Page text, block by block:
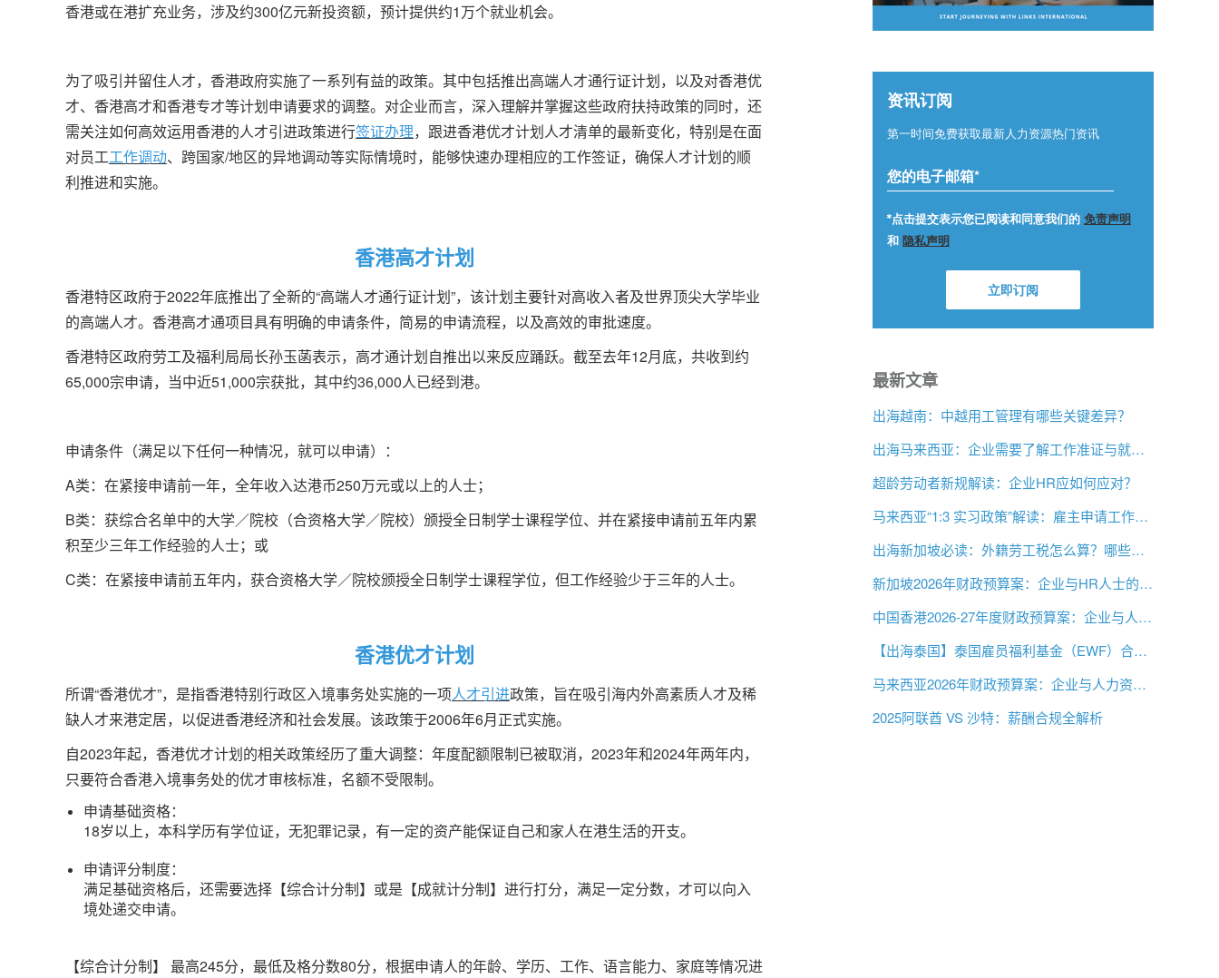
香港或在港扩充业务，涉及约300亿元新投资额，预计提供约1万个就业机会。
为了吸引并留住人才，香港政府实施了一系列有益的政策。其中包括推出高端人才通行证计划，以及对香港优
才、香港高才和香港专才等计划申请要求的调整。对企业而言，深入理解并掌握这些政府扶持政策的同时，还
需关注如何高效运用香港的人才引进政策进行签证办理，跟进香港优才计划人才清单的最新变化，特别是在面
对员工工作调动、跨国家/地区的异地调动等实际情境时，能够快速办理相应的工作签证，确保人才计划的顺
利推进和实施。
香港高才计划
香港特区政府于2022年底推出了全新的“高端人才通行证计划”，该计划主要针对高收入者及世界顶尖大学毕业
的高端人才。香港高才通项目具有明确的申请条件，简易的申请流程，以及高效的审批速度。
香港特区政府劳工及福利局局长孙玉菡表示，高才通计划自推出以来反应踊跃。截至去年12月底，共收到约
65,000宗申请，当中近51,000宗获批，其中约36,000人已经到港。
申请条件（满足以下任何一种情况，就可以申请）：
A类：在紧接申请前一年，全年收入达港币250万元或以上的人士；
B类：获综合名单中的大学／院校（合资格大学／院校）颁授全日制学士课程学位、并在紧接申请前五年内累
积至少三年工作经验的人士；或
C类：在紧接申请前五年内，获合资格大学／院校颁授全日制学士课程学位，但工作经验少于三年的人士。
香港优才计划
所谓“香港优才”，是指香港特别行政区入境事务处实施的一项人才引进政策，旨在吸引海内外高素质人才及稀
缺人才来港定居，以促进香港经济和社会发展。该政策于2006年6月正式实施。
自2023年起，香港优才计划的相关政策经历了重大调整：年度配额限制已被取消，2023年和2024年两年内，
只要符合香港入境事务处的优才审核标准，名额不受限制。
申请基础资格：
18岁以上，本科学历有学位证，无犯罪记录，有一定的资产能保证自己和家人在港生活的开支。
申请评分制度：
满足基础资格后，还需要选择【综合计分制】或是【成就计分制】进行打分，满足一定分数，才可以向入
境处递交申请。
【综合计分制】 最高245分，最低及格分数80分，根据申请人的年龄、学历、工作、语言能力、家庭等情况进
最新文章
出海越南：中越用工管理有哪些关键差异？
出海马来西亚：企业需要了解工作准证与就业事项
超龄劳动者新规解读：企业HR应如何应对？
马来西亚“1:3 实习政策”解读：雇主申请工作签证前需要了解什么？
出海新加坡必读：外籍劳工税怎么算？哪些情况可以豁免？
新加坡2026年财政预算案：企业与HR人士的关注要点
中国香港2026-27年度财政预算案：企业与人力资源主管关注要点
【出海泰国】泰国雇员福利基金（EWF）合规指南
马来西亚2026年财政预算案：企业与人力资源必读
2025阿联酋 VS 沙特：薪酬合规全解析